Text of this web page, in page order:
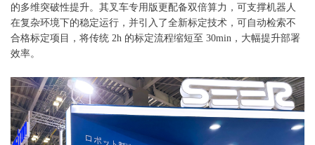
的多维突破性提升。其叉车专用版更配备双倍算力，可支撑机器人
在复杂环境下的稳定运行，并引入了全新标定技术，可自动检索不
合格标定项目，将传统 2h 的标定流程缩短至 30min，大幅提升部署
效率。